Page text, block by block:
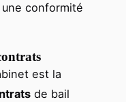
conformité
est la
de bail